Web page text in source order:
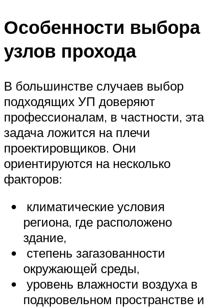
Особенности выбора
узлов прохода
В большинстве случаев выбор
подходящих УП доверяют
профессионалам, в частности, эта
задача ложится на плечи
проектировщиков. Они
ориентируются на несколько
факторов:
климатические условия
региона, где расположено
здание,
степень загазованности
окружающей среды,
уровень влажности воздуха в
подкровельном пространстве и